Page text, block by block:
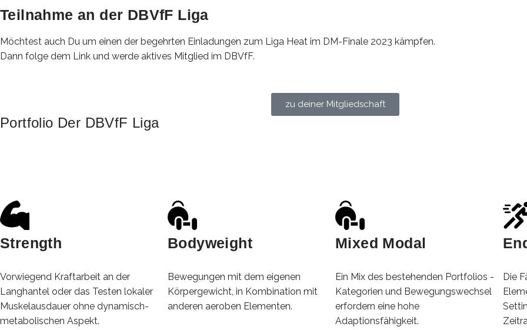
Teilnahme an der DBVfF Liga
Möchtest auch Du um einen der begehrten Einladungen zum Liga Heat im DM-Finale 2023 kämpfen.
Dann folge dem Link und werde aktives Mitglied im DBVfF.
zu deiner Mitgliedschaft
Portfolio Der DBVfF Liga
Strength
Vorwiegend Kraftarbeit an der
Langhantel oder das Testen lokaler
Muskelausdauer ohne dynamisch-
metabolischen Aspekt.
Bodyweight
Bewegungen mit dem eigenen
Körpergewicht, in Kombination mit
anderen aeroben Elementen.
Mixed Modal
Ein Mix des bestehenden Portfolios -
Kategorien und Bewegungswechsel
erfordern eine hohe
Adaptionsfähigkeit.
Die